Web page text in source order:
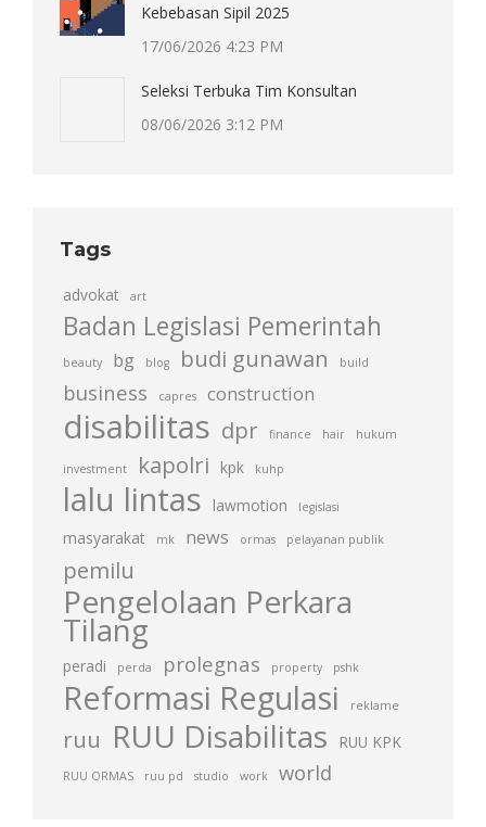
Kebebasan Sipil 2025
17/06/2026 4:23 PM
Seleksi Terbuka Tim Konsultan
08/06/2026 3:12 PM
Tags
advokat art
Badan Legislasi Pemerintah
beauty bg blog budi gunawan build
business capres construction
disabilitas dpr finance hair hukum
investment kapolri kpk kuhp
lalu lintas lawmotion legislasi
masyarakat mk news ormas pelayanan publik
pemilu
Pengelolaan Perkara
Tilang
peradi perda prolegnas property pshk
Reformasi Regulasi reklame
ruu RUU Disabilitas RUU KPK
RUU ORMAS ruu pd studio work world